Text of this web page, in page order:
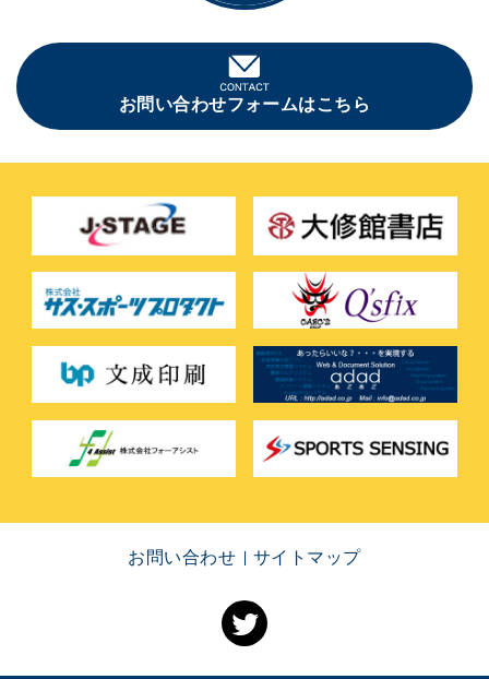
お問い合わせフォームはこちら
お問い合わせ サイトマップ